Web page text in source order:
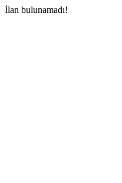
İlan bulunamadı!